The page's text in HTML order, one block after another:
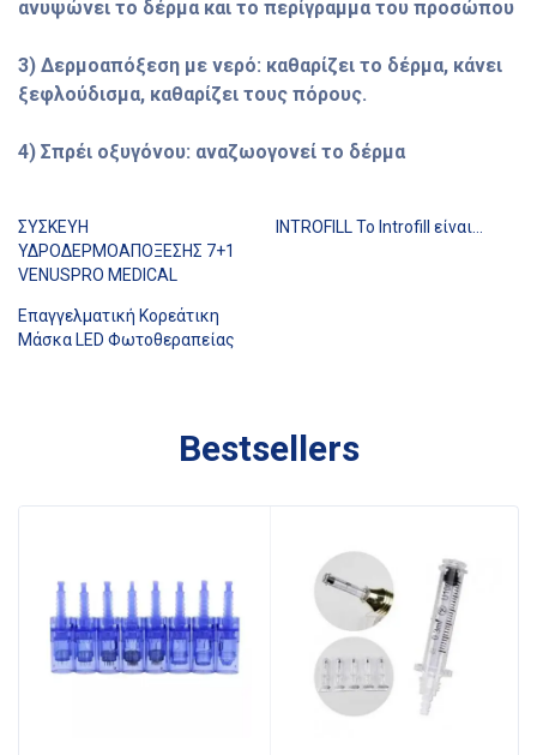
ανυψώνει το δέρμα και το περίγραμμα του προσώπου
3) Δερμοαπόξεση με νερό: καθαρίζει το δέρμα, κάνει
ξεφλούδισμα, καθαρίζει τους πόρους.
4) Σπρέι οξυγόνου: αναζωογονεί το δέρμα
ΣΥΣΚΕΥΗ
ΥΔΡΟΔΕΡΜΟΑΠΟΞΕΣΗΣ 7+1
VENUSPRO MEDICAL
INTROFILL Το Introfill είναι…
Επαγγελματική Κορεάτικη
Μάσκα LED Φωτοθεραπείας
Bestsellers